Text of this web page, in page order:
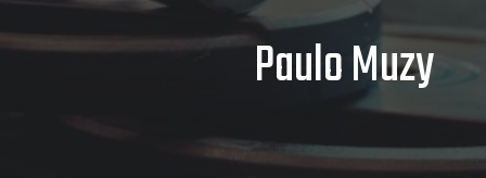
Paulo Muzy